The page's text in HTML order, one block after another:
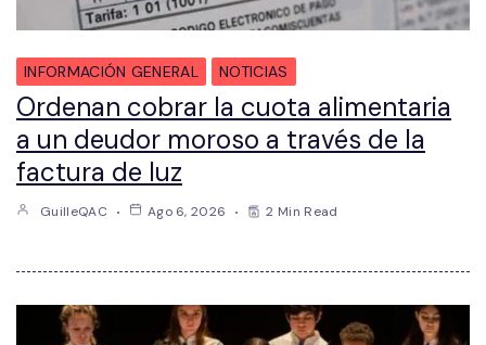
INFORMACIÓN GENERAL NOTICIAS
Ordenan cobrar la cuota alimentaria
a un deudor moroso a través de la
factura de luz
GuilleQAC Ago 6, 2026 2 Min Read